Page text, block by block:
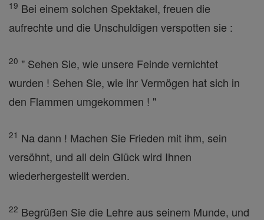
19 Bei einem solchen Spektakel, freuen die
aufrechte und die Unschuldigen verspotten sie :
20 " Sehen Sie, wie unsere Feinde vernichtet
wurden ! Sehen Sie, wie ihr Vermögen hat sich in
den Flammen umgekommen ! "
21 Na dann ! Machen Sie Frieden mit ihm, sein
versöhnt, und all dein Glück wird Ihnen
wiederhergestellt werden.
22 Begrüßen Sie die Lehre aus seinem Munde, und